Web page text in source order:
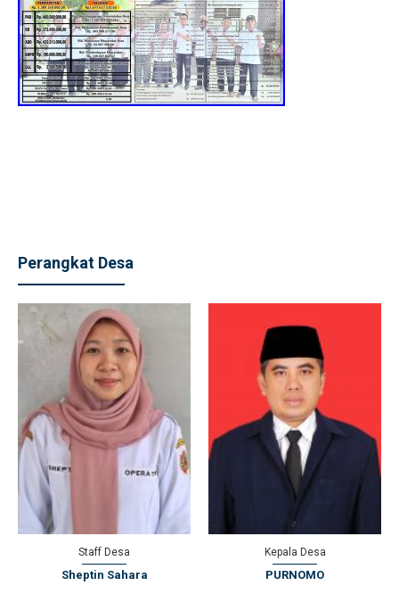
Perangkat Desa
Staff Desa
Sheptin Sahara
Kepala Desa
PURNOMO